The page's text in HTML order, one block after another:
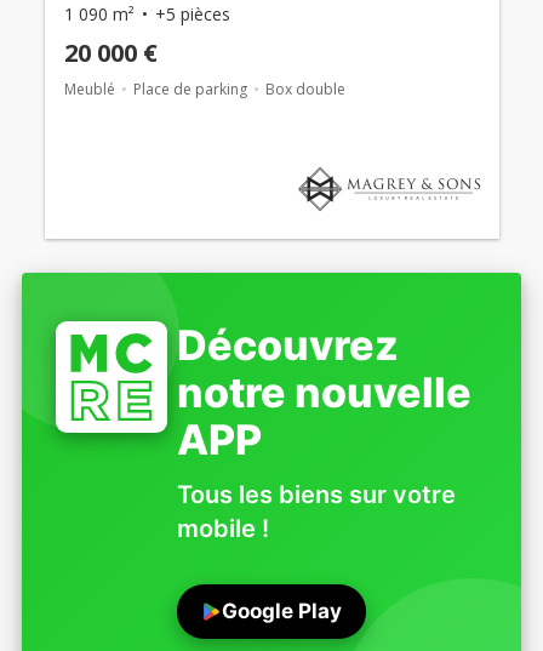
1 090 m² +5 pièces
20 000 €
Meublé Place de parking Box double
Découvrez
notre nouvelle
APP
Tous les biens sur votre
mobile !
Google Play